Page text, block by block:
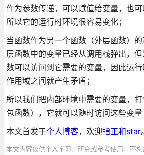
作为参数传递，可以赋值给变量，也可
所以它的运行时环境很容易变化；
当函数作为另一个函数（外层函数）
层函数中的变量已经从调用栈弹出，
数可以访问到它需要的变量，因此运
作用域之间就产生矛盾；
所以我们把内部环境中需要的变量，
包函数），它就可以随时访问这些变量
本文首发于个人博客，欢迎指正和star。
本文内容仅供个人学习、研究或参考使用，不构